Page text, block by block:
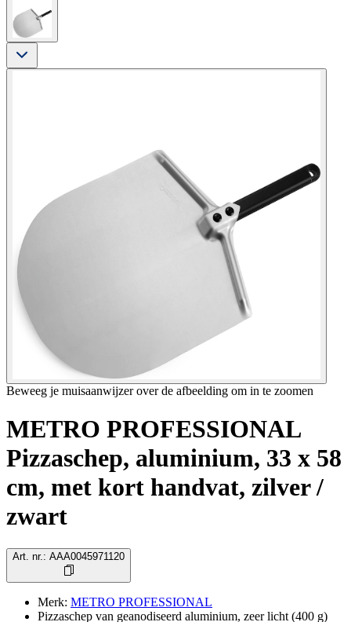
Beweeg je muisaanwijzer over de afbeelding om in te zoomen
METRO PROFESSIONAL
Pizzaschep, aluminium, 33 x 58
cm, met kort handvat, zilver /
zwart
Art. nr. : AAA0045971120
Merk: METRO PROFESSIONAL
Pizzaschep van geanodiseerd aluminium, zeer licht (400 g)